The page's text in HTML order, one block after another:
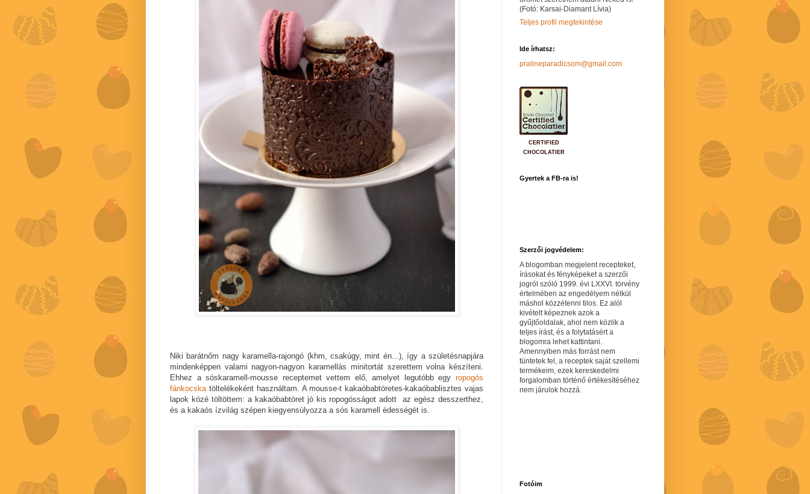
Niki barátnőm nagy karamella-rajongó (khm, csakúgy, mint én...), így a születésnapjára
mindenképpen valami nagyon-nagyon karamellás minitortát szerettem volna készíteni.
Ehhez a sóskaramell-mousse receptemet vettem elő, amelyet legutóbb egy ropogós
fánkocskatöltelékeként használtam. A mousse-t kakaóbabtöretes-kakaóbablisztes vajas
lapok közé töltöttem: a kakaóbabtöret jó kis ropogósságot adott az egész desszerthez,
és a kakaós ízvilág szépen kiegyensúlyozza a sós karamell édességét is.
(Fotó: Karsai-Diamant Lívia)
Teljes profil megtekintése
Ide írhatsz:
pralineparadicsom@gmail.com
CERTIFIED
CHOCOLATIER
Gyertek a FB-ra is!
Szerzői jogvédelem:
A blogomban megjelent recepteket,
írásokat és fényképeket a szerzői
jogról szóló 1999. évi LXXVI. törvény
értelmében az engedélyem nélkül
máshol közzétenni tilos. Ez alól
kivételt képeznek azok a
gyűjtőoldalak, ahol nem közlik a
teljes írást, és a folytatásért a
blogomra lehet kattintani.
Amennyiben más forrást nem
tüntetek fel, a receptek saját szellemi
termékeim, ezek kereskedelmi
forgalomban történő értékesítéséhez
nem járulok hozzá.
Fotóim